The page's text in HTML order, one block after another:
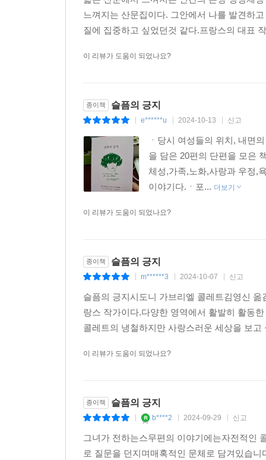
느껴지는 산문집이다. 그안에서 나를 발견하
질에 집중하고 싶었던것 같다.프랑스의 대표
이 리뷰가 도움이 되었나요?
종이책 슬픔의 긍지
e******u 2024-10-13 신고
ㆍ당시 여성들의 위치, 내면
을 담은 20편의 단편을 모은
체성,가족,노화,사랑과 우정,
이야기다.ㆍ포... 더보기
이 리뷰가 도움이 되었나요?
종이책 슬픔의 긍지
m******3 2024-10-07 신고
슬픔의 긍지시도니 가브리엘 콜레트김영신
랑스 작가이다.다양한 영역에서 활발히 활동
콜레트의 냉철하지만 사랑스러운 세상을 보
이 리뷰가 도움이 되었나요?
종이책 슬픔의 긍지
b****2 2024-09-29 신고
그녀가 전하는스무편의 이야기에는자전적인
로 질문을 던지며매혹적인 문체로 담겨있습